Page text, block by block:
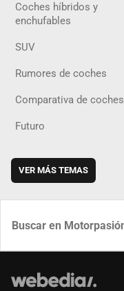
Coches híbridos y
enchufables
SUV
Rumores de coches
Comparativa de coches
Futuro
VER MÁS TEMAS